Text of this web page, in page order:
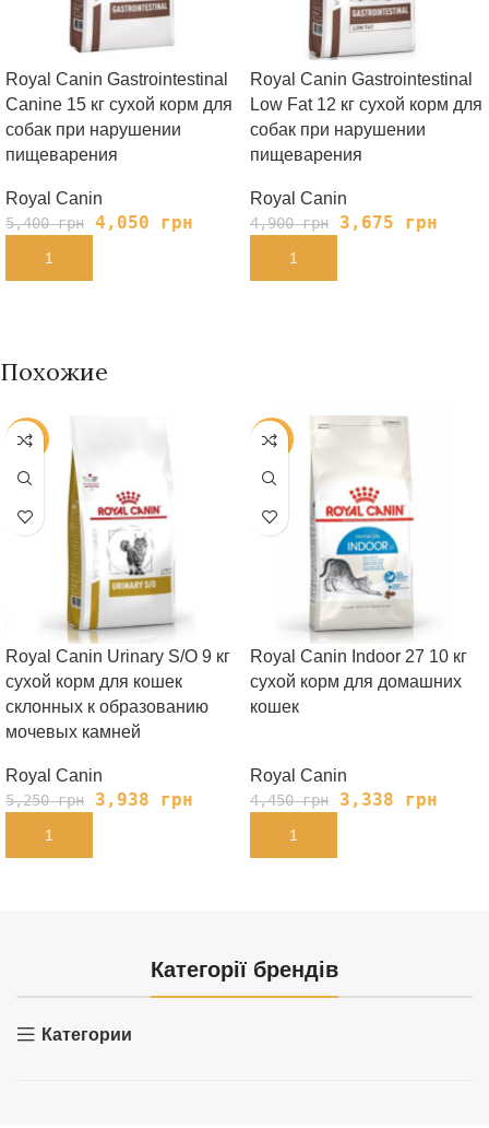
Royal Canin Gastrointestinal
Canine 15 кг сухой корм для
собак при нарушении
пищеварения
Royal Canin
5,400грн 4,050 грн
В КОРЗИНУ
Royal Canin Gastrointestinal
Low Fat 12 кг сухой корм для
собак при нарушении
пищеварения
Royal Canin
4,900грн 3,675 грн
В КОРЗИНУ
Похожие
-25%
Royal Canin Urinary S/O 9 кг
сухой корм для кошек
склонных к образованию
мочевых камней
Royal Canin
5,250грн 3,938 грн
В КОРЗИНУ
-25%
Royal Canin Indoor 27 10 кг
сухой корм для домашних
кошек
Royal Canin
4,450грн 3,338 грн
В КОРЗИНУ
Категорії брендів
Категории